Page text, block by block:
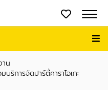
น
การจัดปาร์ตี้คาราโอเกะ